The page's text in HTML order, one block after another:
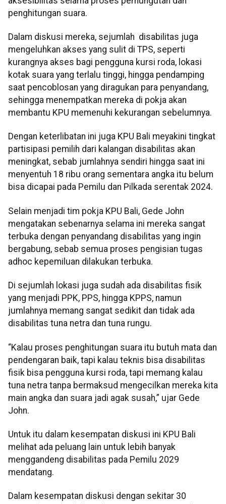
penghitungan suara.
Dalam diskusi mereka, sejumlah disabilitas juga
mengeluhkan akses yang sulit di TPS, seperti
kurangnya akses bagi pengguna kursi roda, lokasi
kotak suara yang terlalu tinggi, hingga pendamping
saat pencoblosan yang diragukan para penyandang,
sehingga menempatkan mereka di pokja akan
membantu KPU memenuhi kekurangan sebelumnya.
Dengan keterlibatan ini juga KPU Bali meyakini tingkat
partisipasi pemilih dari kalangan disabilitas akan
meningkat, sebab jumlahnya sendiri hingga saat ini
menyentuh 18 ribu orang sementara angka itu belum
bisa dicapai pada Pemilu dan Pilkada serentak 2024.
Selain menjadi tim pokja KPU Bali, Gede John
mengatakan sebenarnya selama ini mereka sangat
terbuka dengan penyandang disabilitas yang ingin
bergabung, sebab semua proses pengisian tugas
adhoc kepemiluan dilakukan terbuka.
Di sejumlah lokasi juga sudah ada disabilitas fisik
yang menjadi PPK, PPS, hingga KPPS, namun
jumlahnya memang sangat sedikit dan tidak ada
disabilitas tuna netra dan tuna rungu.
“Kalau proses penghitungan suara itu butuh mata dan
pendengaran baik, tapi kalau teknis bisa disabilitas
fisik bisa pengguna kursi roda, tapi memang kalau
tuna netra tanpa bermaksud mengecilkan mereka kita
main angka dan suara jadi agak susah,” ujar Gede
John.
Untuk itu dalam kesempatan diskusi ini KPU Bali
melihat ada peluang lain untuk lebih banyak
menggandeng disabilitas pada Pemilu 2029
mendatang.
Dalam kesempatan diskusi dengan sekitar 30